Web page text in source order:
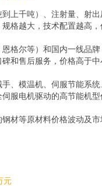
上千吨）、注射量、射出
格越大，技术配置越高，
格尔等）和国内一线品牌
碑和售后服务，价格高于
手、模温机、伺服节能系
服电机驱动的高节能机型
钢材等原材料价格波动及市
元